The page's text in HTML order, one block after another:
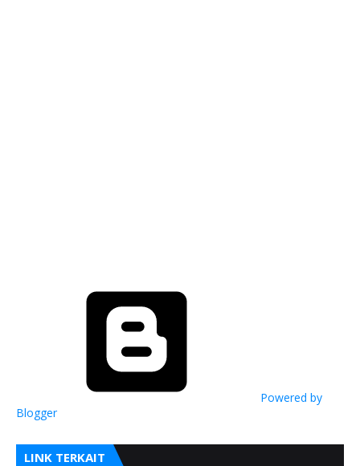
Powered by
Blogger
LINK TERKAIT